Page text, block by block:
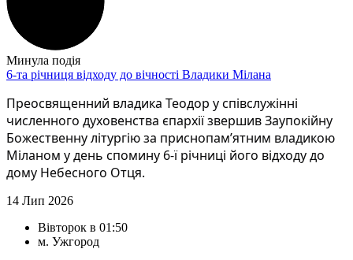
Минула подія
6-та річниця відходу до вічності Владики Мілана
Преосвященний владика Теодор у співслужінні
численного духовенства єпархії звершив Заупокійну
Божественну літургію за приснопам’ятним владикою
Міланом у день спомину 6-ї річниці його відходу до
дому Небесного Отця.
14 Лип 2026
Вівторок в 01:50
м. Ужгород